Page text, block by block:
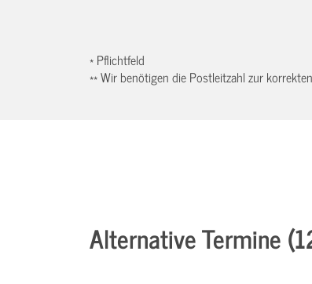
* Pflichtfeld
** Wir benötigen die Postleitzahl zur
Alternative Termine